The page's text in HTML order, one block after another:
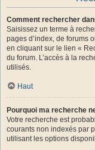
Comment rechercher
Saisissez un terme à
pages d’index, de forums
en cliquant sur le lien «
du forum. L’accès à la
utilisés.
Haut
Pourquoi ma recherche
Votre recherche est
courants non indexés par
utilisant les options